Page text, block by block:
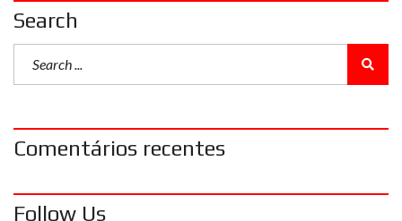
Search
Comentários recentes
Follow Us